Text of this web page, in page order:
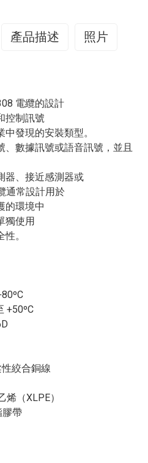
產品描述 照片
電纜的設計
控制訊號
發現的安裝類型。
數據訊號或語音訊號，並且
器、接近感測器或
通常設計用於
的環境中
獨使用
。
+50ºC
性絞合銅線
烯（XLPE）
帶
/絕緣矽酸鹽/低煙無鹵水
受高溫和防火而設計的特殊
安全要求極高的場合，例如
基礎設施。其所用材料的組
酸鹽/絕緣矽酸鹽/低煙無鹵
災風險高、人員和財產安全
想的選擇。
縮寫分別代表雲母帶、交聯
整體屏蔽層以及低煙無鹵護
電纜防火性能。雲母帶是一
的溫度，是理想的防火材
纜優異的電氣性能和熱穩定
層則有助於防止電磁幹擾。
火災時不會釋放有毒煙霧，
安全。
/絕緣矽酸鹽/低煙無鹵水
，它常用於發電廠、化工廠
於存在易燃材料和高溫，火
例如辦公大樓、購物中心和
安全，並在發生火災時保護
施中，例如交通系統和隧
酸鹽/絕緣矽酸鹽/低煙無鹵
防保護，確保乘客和工作人